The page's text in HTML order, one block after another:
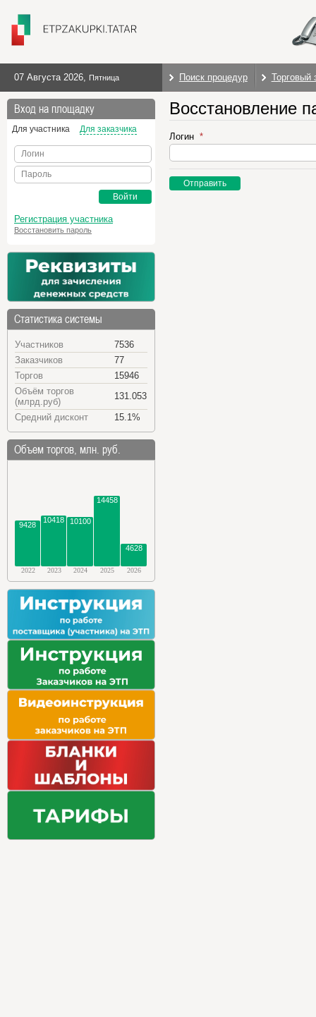
07 Августа 2026, Пятница Поиск процедур Торговый
Вход на площадку
Для участника Для заказчика
Логин
Пароль
Войти
Регистрация участника
Восстановить пароль
Статистика системы
Участников
7536
Заказчиков
77
Торгов
15946
Объём торгов
(млрд.руб)
131.053
Средний дисконт
15.1%
Объем торгов, млн. руб.
9428
10418 10100
14458
4628
2022 2023 2024 2025 2026
Восстановление
Логин
Отправить